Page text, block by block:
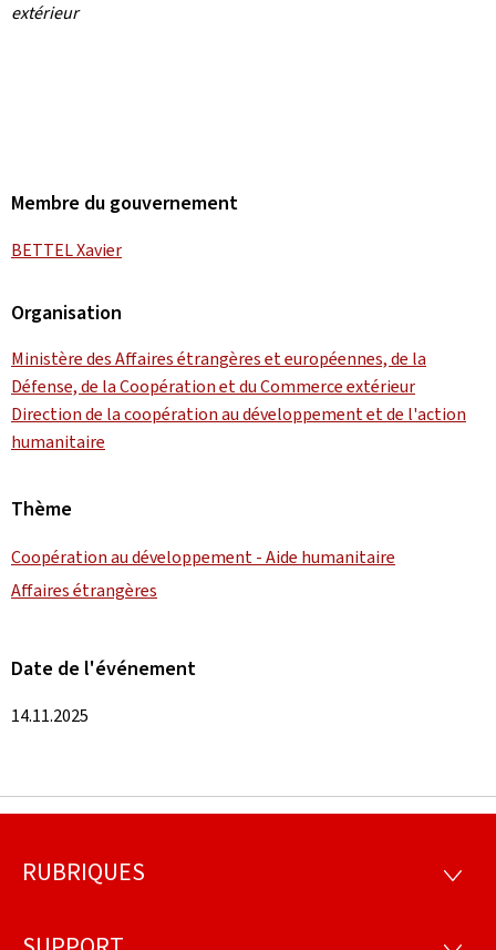
extérieur
Membre du gouvernement
BETTEL Xavier
Organisation
Ministère des Affaires étrangères et européennes, de la
Défense, de la Coopération et du Commerce extérieur
Direction de la coopération au développement et de l'action
humanitaire
Thème
Coopération au développement - Aide humanitaire
Affaires étrangères
Date de l'événement
14.11.2025
Pied
RUBRIQUES